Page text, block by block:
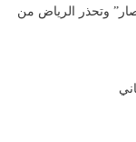
وتحذر الرياض من